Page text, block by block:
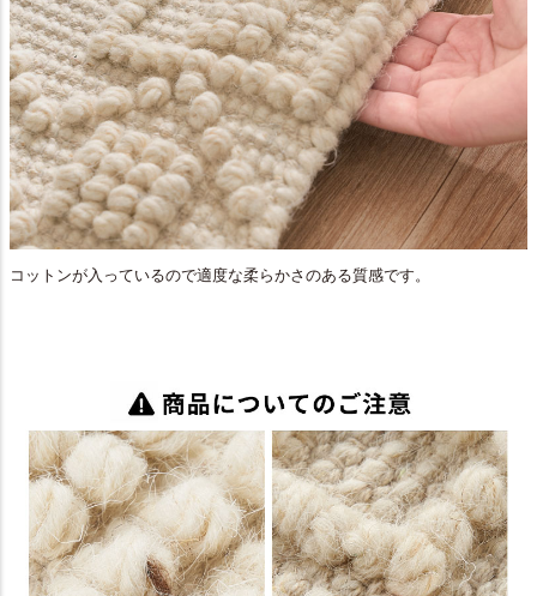
コットンが入っているので適度な柔らかさのある質感です。